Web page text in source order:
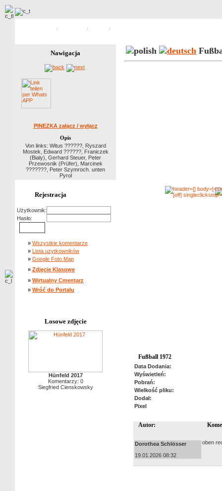
/ / /
Nawigacja
PINEZKA załącz / wyłącz
Opis
Von links: Witus ??????, Ryszard
Mostek, Edward ??????, Franiczek
(Bialy), Gerhard Steuer, Peter
Przewosnik (Prüfer), Marcinek
???????, Peter Szymroch. unten
Pyrol
Rejestracja
Użytkownik:
Hasło:
» Wszystkie komentarze
» Lista uzytkowników
» Google Foto Map
» Zdjęcie Klasowe
» Wirtualny Cmentarz
» Wróć do Portalu
Losowe zdjęcie
Hünfeld 2017
Komentarzy: 0
Siegfried Cienskowsky
Fußball 1972
Data Dodania:
Wyświetleń:
Pobrań:
Wielkość pliku:
Dodał:
Pixel
Autor:
Dorothea Schlösser
19.01.2026 08:32
oben